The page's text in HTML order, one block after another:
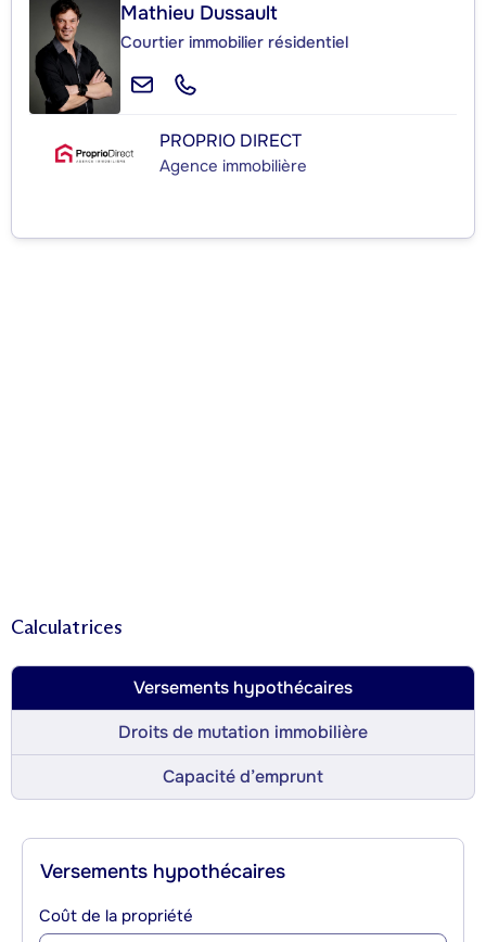
Mathieu Dussault
Courtier immobilier résidentiel
PROPRIO DIRECT
Agence immobilière
Calculatrices
Versements hypothécaires
Droits de mutation immobilière
Capacité d’emprunt
Versements hypothécaires
Coût de la propriété